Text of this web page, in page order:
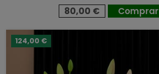
80,00 € Comprar
124,00 €